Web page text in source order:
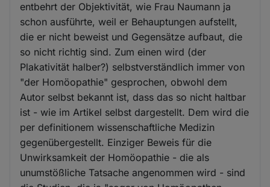
entbehrt der Objektivität, wie Frau Naumann ja
schon ausführte, weil er Behauptungen aufstellt,
die er nicht beweist und Gegensätze aufbaut, die
so nicht richtig sind. Zum einen wird (der
Plakativität halber?) selbstverständlich immer von
"der Homöopathie" gesprochen, obwohl dem
Autor selbst bekannt ist, dass das so nicht haltbar
ist - wie im Artikel selbst dargestellt. Dem wird die
per definitionem wissenschaftliche Medizin
gegenübergestellt. Einziger Beweis für die
Unwirksamkeit der Homöopathie - die als
unumstößliche Tatsache angenommen wird - sind